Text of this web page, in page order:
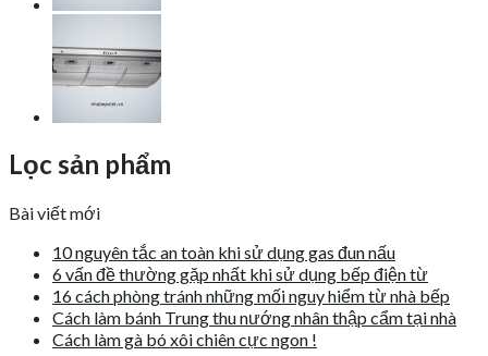
Lọc sản phẩm
Bài viết mới
10 nguyên tắc an toàn khi sử dụng gas đun nấu
6 vấn đề thường gặp nhất khi sử dụng bếp điện từ
16 cách phòng tránh những mối nguy hiểm từ nhà bếp
Cách làm bánh Trung thu nướng nhân thập cẩm tại nhà
Cách làm gà bó xôi chiên cực ngon !